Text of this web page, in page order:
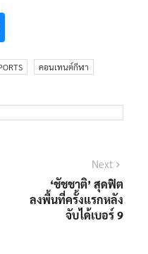
คอนเทนต์กีฬา
Next
‘ชัชชาติ’ สุดฟิต
ลงพื้นที่ครั้งแรกหลัง
จับได้เบอร์ 9